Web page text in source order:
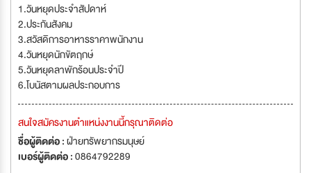
1.วันหยุดประจำสัปดาห์
2.ประกันสังคม
3.สวัสดิการอาหารราคาพนักงาน
4.วันหยุดนักขัตฤกษ์
5.วันหยุดลาพักร้อนประจำปี
6.โบนัสตามผลประกอบการ
สนใจสมัครงานตำแหน่งงานนี้กรุณาติดต่อ
ชื่อผู้ติดต่อ :ฝ่ายทรัพยากรมนุษย์
เบอร์ผู้ติดต่อ :0864792289